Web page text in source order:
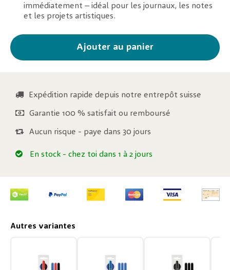
immédiatement – idéal pour les journaux, les notes
et les projets artistiques.
Ajouter au panier
Expédition rapide depuis notre entrepôt suisse
Garantie 100 % satisfait ou remboursé
Aucun risque - paye dans 30 jours
En stock - chez toi dans 1 à 2 jours
Autres variantes